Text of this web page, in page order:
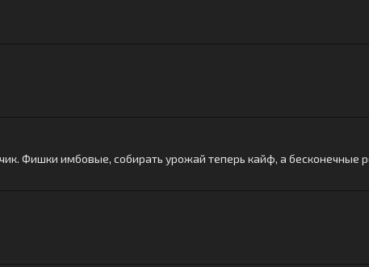
Фишки имбовые, собирать урожай теперь кайф, а бесконечные